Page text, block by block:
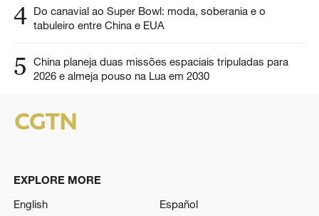
4 Do canavial ao Super Bowl: moda, soberania e o
tabuleiro entre China e EUA
5
China planeja duas missões espaciais tripuladas para
2026 e almeja pouso na Lua em 2030
EXPLORE MORE
English
Español